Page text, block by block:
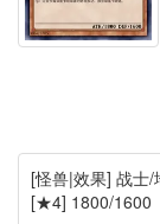
[怪兽|效果] 战士/
[★4] 1800/1600